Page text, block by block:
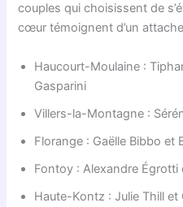
couples qui choisissent de
cœur témoignent d’un
Haucourt-Moulaine :
Gasparini
Villers-la-Montagne :
Florange : Gaëlle Bibbo et
Fontoy : Alexandre Égrotti
Haute-Kontz : Julie Thill et